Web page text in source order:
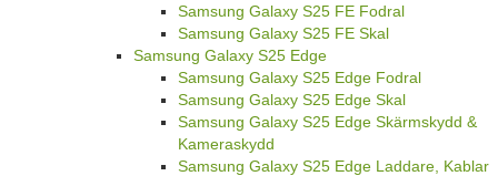
Samsung Galaxy S25 FE Fodral
Samsung Galaxy S25 FE Skal
Samsung Galaxy S25 Edge
Samsung Galaxy S25 Edge Fodral
Samsung Galaxy S25 Edge Skal
Samsung Galaxy S25 Edge Skärmskydd &
Kameraskydd
Samsung Galaxy S25 Edge Laddare, Kablar